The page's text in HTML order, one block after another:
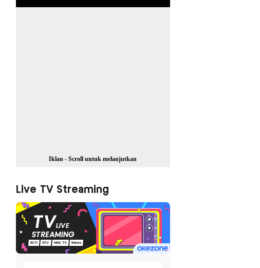
Iklan - Scroll untuk melanjutkan
Live TV Streaming